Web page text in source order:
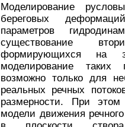
Моделирование
береговых
параметров
существование
формирующихся на
моделирование
возможно только для
реальных речных
размерности. При
модели движения